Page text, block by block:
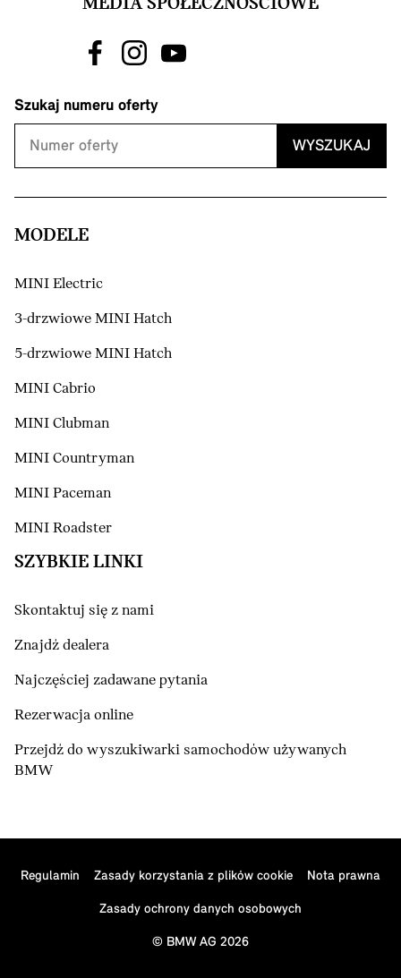
MEDIA SPOŁECZNOŚCIOWE
Szukaj numeru oferty
WYSZUKAJ
MODELE
MINI Electric
3-drzwiowe MINI Hatch
5-drzwiowe MINI Hatch
MINI Cabrio
MINI Clubman
MINI Countryman
MINI Paceman
MINI Roadster
SZYBKIE LINKI
Skontaktuj się z nami
Znajdź dealera
Najczęściej zadawane pytania
Rezerwacja online
Przejdź do wyszukiwarki samochodów używanych
BMW
Regulamin Zasady korzystania z plików cookie Nota prawna
Zasady ochrony danych osobowych
© BMW AG 2026